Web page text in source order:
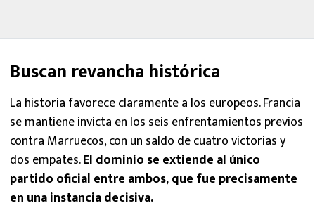
Buscan revancha histórica
La historia favorece claramente a los europeos. Francia
se mantiene invicta en los seis enfrentamientos previos
contra Marruecos, con un saldo de cuatro victorias y
dos empates.El dominio se extiende al único
partido oficial entre ambos, que fue precisamente
en una instancia decisiva.